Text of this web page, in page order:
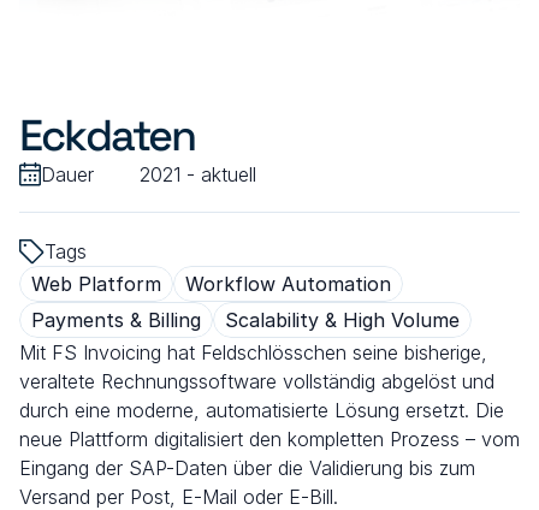
Offene Positionen
Projekte
Eckdaten
Dauer 2021 - aktuell
Tags
Web Platform
Workflow Automation
Payments & Billing
Scalability & High Volume
Mit FS Invoicing hat Feldschlösschen seine bisherige,
veraltete Rechnungssoftware vollständig abgelöst und
durch eine moderne, automatisierte Lösung ersetzt. Die
neue Plattform digitalisiert den kompletten Prozess – vom
Eingang der SAP-Daten über die Validierung bis zum
Versand per Post, E-Mail oder E-Bill.